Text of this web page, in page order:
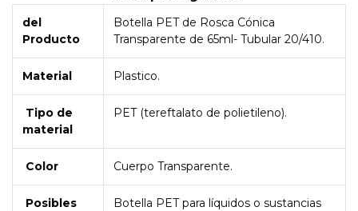
del
Producto
Botella PET de Rosca Cónica
Transparente de 65ml- Tubular 20/410.
Material Plastico.
Tipo de
material
PET (tereftalato de polietileno).
Color Cuerpo Transparente.
Posibles
Botella PET para líquidos o sustancias